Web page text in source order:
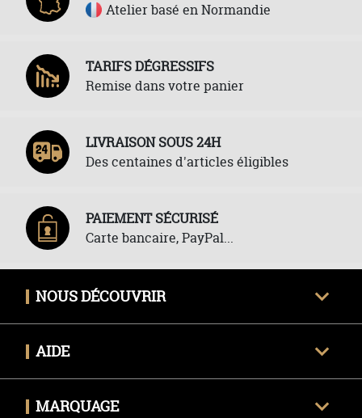
Atelier basé en Normandie
TARIFS DÉGRESSIFS
Remise dans votre panier
LIVRAISON SOUS 24H
Des centaines d'articles éligibles
PAIEMENT SÉCURISÉ
Carte bancaire, PayPal...
NOUS DÉCOUVRIR
Nous contacter
AIDE
MARQUAGE